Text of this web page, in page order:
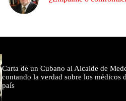
Carta de un Cubano al Alcalde de
contando la verdad sobre los médicos
país